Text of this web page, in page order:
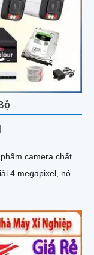
camera chất